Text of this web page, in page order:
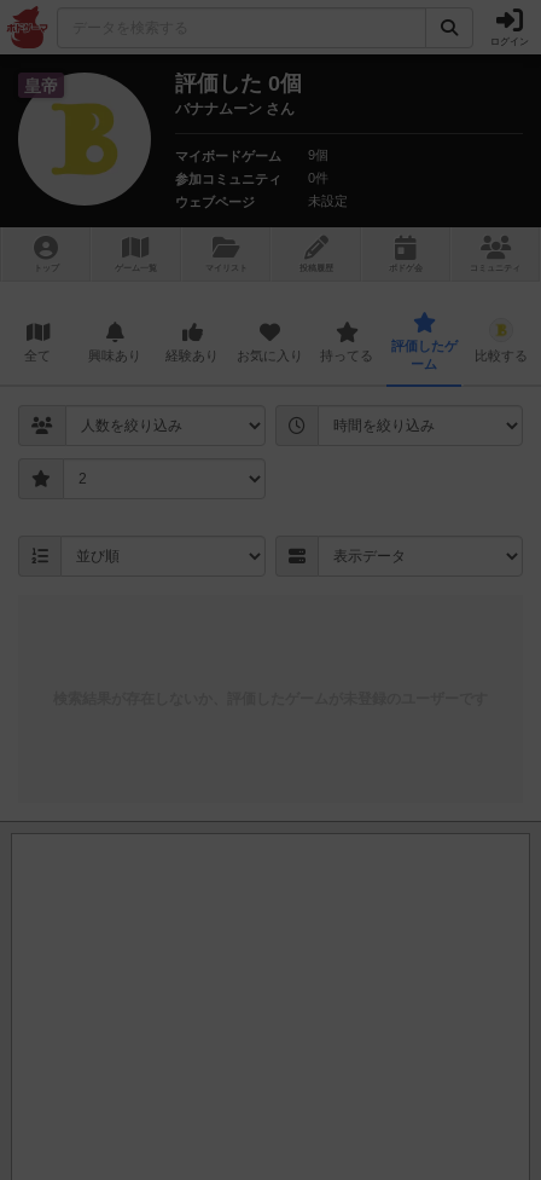
ログイン
皇帝 評価した 0個
バナナムーン さん
マイボードゲーム
9個
参加コミュニティ
0件
ウェブページ
未設定
トップ ゲーム一覧 マイリスト 投稿履歴 ボ ドゲ コミュニティ
全て 興味あり 経験あり お気に入り 持ってる
評価したゲ
ーム
比較する